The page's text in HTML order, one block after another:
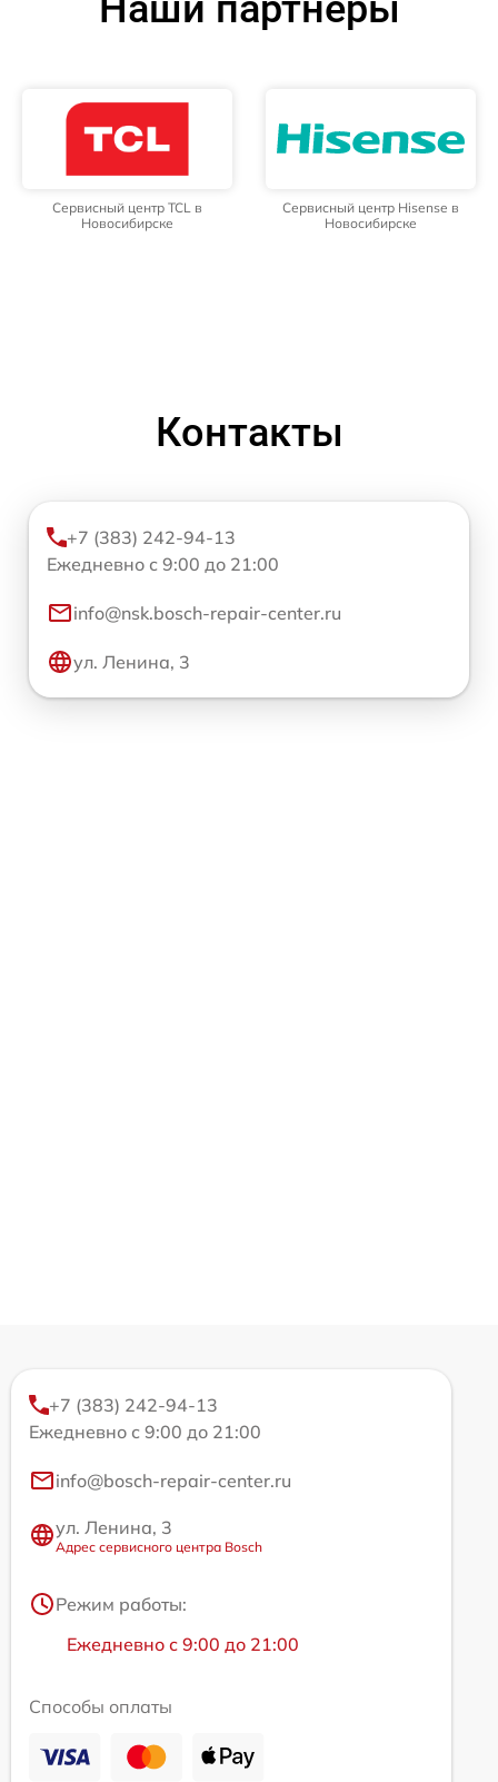
Сервисный центр TCL в
Новосибирске
Сервисный центр Hisense в
Новосибирске
Контакты
+7 (383) 242-94-13
Ежедневно с 9:00 до 21:00
info@nsk.bosch-repair-center.ru
ул. Ленина, 3
+7 (383) 242-94-13
Ежедневно с 9:00 до 21:00
info@bosch-repair-center.ru
ул. Ленина, 3
Адрес сервисного центра Bosch
Режим работы:
Ежедневно с 9:00 до 21:00
Способы оплаты